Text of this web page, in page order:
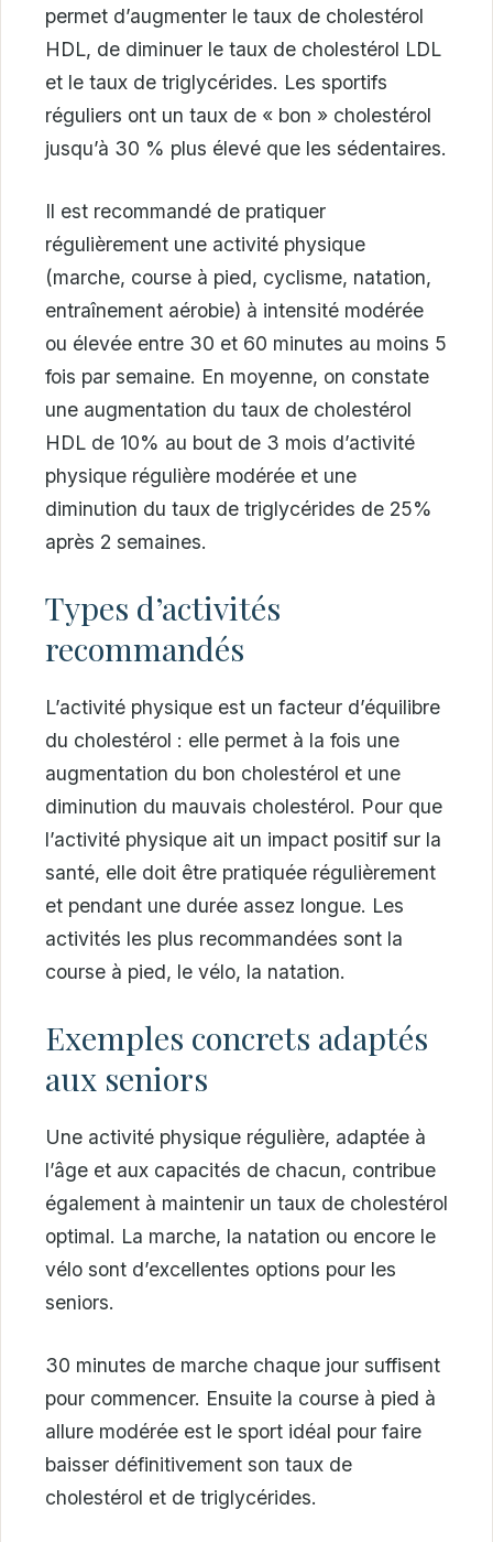
permet d’augmenter le taux de cholestérol
HDL, de diminuer le taux de cholestérol LDL
et le taux de triglycérides. Les sportifs
réguliers ont un taux de « bon » cholestérol
jusqu’à 30 % plus élevé que les sédentaires.
Il est recommandé de pratiquer
régulièrement une activité physique
(marche, course à pied, cyclisme, natation,
entraînement aérobie) à intensité modérée
ou élevée entre 30 et 60 minutes au moins 5
fois par semaine. En moyenne, on constate
une augmentation du taux de cholestérol
HDL de 10% au bout de 3 mois d’activité
physique régulière modérée et une
diminution du taux de triglycérides de 25%
après 2 semaines.
Types d’activités
recommandés
L’activité physique est un facteur d’équilibre
du cholestérol : elle permet à la fois une
augmentation du bon cholestérol et une
diminution du mauvais cholestérol. Pour que
l’activité physique ait un impact positif sur la
santé, elle doit être pratiquée régulièrement
et pendant une durée assez longue. Les
activités les plus recommandées sont la
course à pied, le vélo, la natation.
Exemples concrets adaptés
aux seniors
Une activité physique régulière, adaptée à
l’âge et aux capacités de chacun, contribue
également à maintenir un taux de cholestérol
optimal. La marche, la natation ou encore le
vélo sont d’excellentes options pour les
seniors.
30 minutes de marche chaque jour suffisent
pour commencer. Ensuite la course à pied à
allure modérée est le sport idéal pour faire
baisser définitivement son taux de
cholestérol et de triglycérides.